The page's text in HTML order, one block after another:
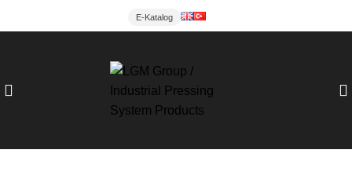
E-Katalog